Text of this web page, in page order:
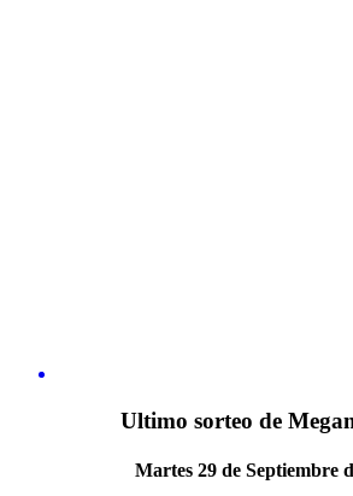
Ultimo sorteo de
Martes 29 de Septiembre